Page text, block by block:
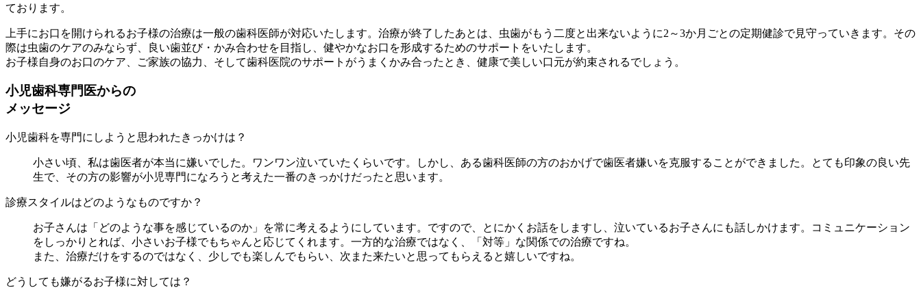
ております。
上手にお口を開けられるお子様の治療は一般の歯科医師が対応いたします。治療が終了したあとは、虫歯がもう二度と出来ないように2～3か月ごとの定期健診で見守っていきます。その
際は虫歯のケアのみならず、良い歯並び・かみ合わせを目指し、健やかなお口を形成するためのサポートをいたします。
お子様自身のお口のケア、ご家族の協力、そして歯科医院のサポートがうまくかみ合ったとき、健康で美しい口元が約束されるでしょう。
小児歯科専門医からの
メッセージ
小児歯科を専門にしようと思われたきっかけは？
小さい頃、私は歯医者が本当に嫌いでした。ワンワン泣いていたくらいです。しかし、ある歯科医師の方のおかげで歯医者嫌いを克服することができました。とても印象の良い先
生で、その方の影響が小児専門になろうと考えた一番のきっかけだったと思います。
診療スタイルはどのようなものですか？
お子さんは「どのような事を感じているのか」を常に考えるようにしています。ですので、とにかくお話をしますし、泣いているお子さんにも話しかけます。コミュニケーション
をしっかりとれば、小さいお子様でもちゃんと応じてくれます。一方的な治療ではなく、「対等」な関係での治療ですね。
また、治療だけをするのではなく、少しでも楽しんでもらい、次また来たいと思ってもらえると嬉しいですね。
どうしても嫌がるお子様に対しては？